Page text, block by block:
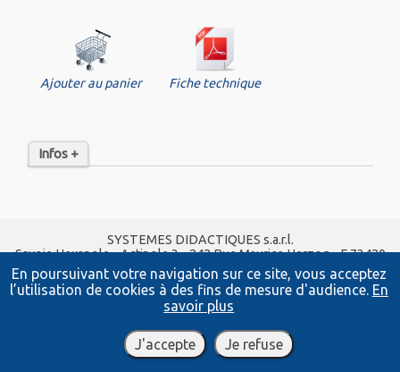
En poursuivant votre navigation sur ce site, vous acceptez
l’utilisation de cookies à des fins de mesure d'audience. En
savoir plus
J'accepte Je refuse
Ajouter au panier Fiche technique
Infos +
SYSTEMES DIDACTIQUES s.a.r.l.
Savoie Hexapole - Actipole 3 - 242 Rue Maurice Herzog - F 73420
VIVIERS DU LAC
Tel : 04 56 42 80 70| Fax :04 56 42 80 71
xavier.granjon@systemes-didactiques.fr
systemes-didactiques.fr